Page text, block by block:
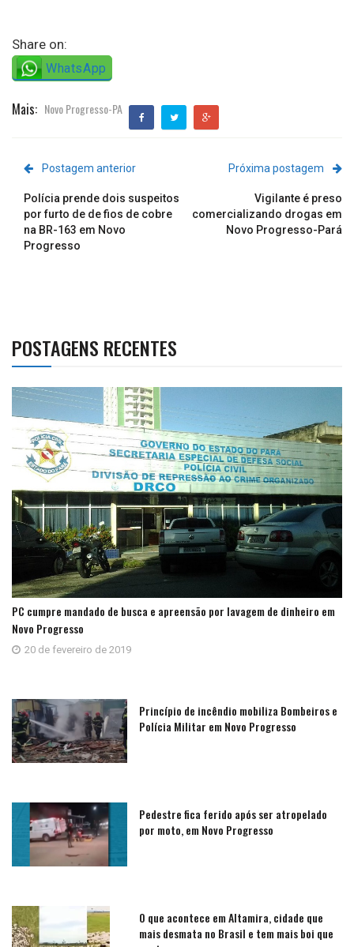
Share on:
WhatsApp
Mais: Novo Progresso-PA
Postagem anterior
Polícia prende dois suspeitos
por furto de de fios de cobre
na BR-163 em Novo
Progresso
Próxima postagem
Vigilante é preso
comercializando drogas em
Novo Progresso-Pará
POSTAGENS RECENTES
PC cumpre mandado de busca e apreensão por lavagem de dinheiro em
Novo Progresso
20 de fevereiro de 2019
Princípio de incêndio mobiliza Bombeiros e
Polícia Militar em Novo Progresso
Pedestre fica ferido após ser atropelado
por moto, em Novo Progresso
O que acontece em Altamira, cidade que
mais desmata no Brasil e tem mais boi que